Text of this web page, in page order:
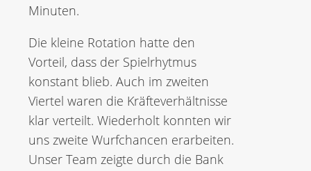
Minuten.
Die kleine Rotation hatte den
Vorteil, dass der Spielrhytmus
konstant blieb. Auch im zweiten
Viertel waren die Kräfteverhältnisse
klar verteilt. Wiederholt konnten wir
uns zweite Wurfchancen erarbeiten.
Unser Team zeigte durch die Bank